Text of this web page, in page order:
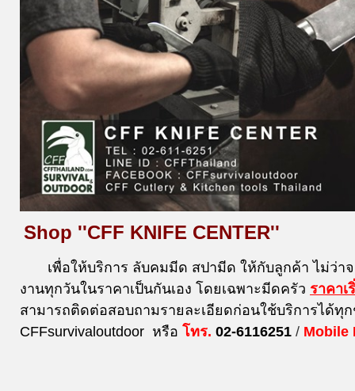
Shop ''CFF KNIFE CENTER''
เพื่อให้บริการ ลับคมมีด สปามีด ให้กับลูกค้า ไม่ว่
งานทุกวันในราคาเป็นกันเอง โดยเฉพาะมีดครัว ราคาเ
สามารถติดต่อสอบถามรายละเอียดก่อนใช้บริการได้ทุ
CFFsurvivaloutdoor หรือ โทร. 02-6116251 / Mobile